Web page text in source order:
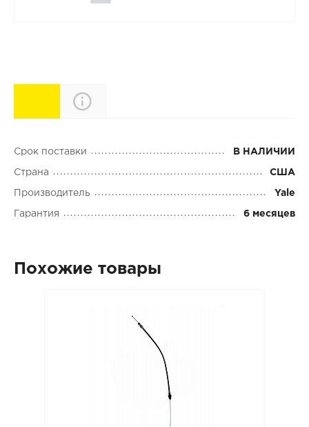
Характеристики
Срок поставки В НАЛИЧИИ
Страна США
Производитель Yale
Гарантия 6 месяцев
Похожие товары